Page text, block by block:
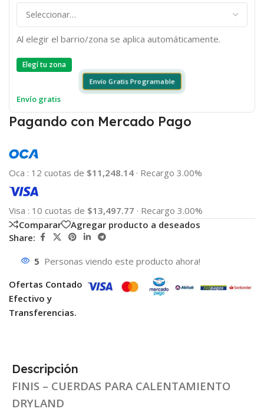
Al elegir el barrio/zona se aplica automáticamente.
Elegí tu zona
Envío Gratis Programable
Envío gratis
Pagando con Mercado Pago
Oca : 12 cuotas de $11,248.14 · Recargo 3.00%
Visa : 10 cuotas de $13,497.77 · Recargo 3.00%
Comparar
Agregar producto a deseados
Share:
5 Personas viendo este producto ahora!
Ofertas Contado
Efectivo y
Transferencias.
Descripción
FINIS – CUERDAS PARA CALENTAMIENTO
DRYLAND